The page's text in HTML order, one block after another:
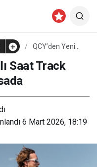
QCY’den Yeni
Track S10: Mart
Ayında Piyasada
Saat Track
6 Mart 2026, 18:19
0 Paylaş